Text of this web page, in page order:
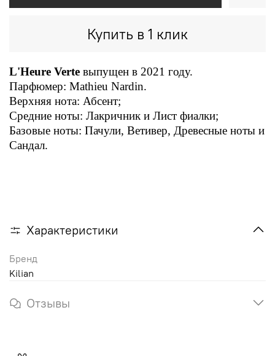
Купить в 1 клик
L'Heure Verte выпущен в 2021 году.
Парфюмер: Mathieu Nardin.
Верхняя нота: Абсент;
Средние ноты: Лакричник и Лист фиалки;
Базовые ноты: Пачули, Ветивер, Древесные ноты и
Сандал.
Характеристики
Бренд
Kilian
Отзывы